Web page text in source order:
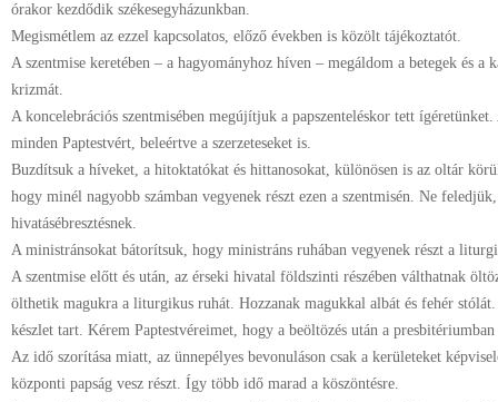
órakor kezdődik székesegyházunkban.
Megismétlem az ezzel kapcsolatos, előző években is közölt tájékoztatót.
A szentmise keretében – a hagyományhoz híven – megáldom a betegek és a
krizmát.
A koncelebrációs szentmisében megújítjuk a papszenteléskor tett
minden Paptestvért, beleértve a szerzeteseket is.
Buzdítsuk a híveket, a hitoktatókat és hittanosokat, különösen is az oltár
hogy minél nagyobb számban vegyenek részt ezen a szentmisén. Ne
hivatásébresztésnek.
A ministránsokat bátorítsuk, hogy ministráns ruhában vegyenek részt a
A szentmise előtt és után, az érseki hivatal földszinti részében válthatnak
ölthetik magukra a liturgikus ruhát. Hozzanak magukkal albát és fehér
készlet tart. Kérem Paptestvéreimet, hogy a beöltözés után a
Az idő szorítása miatt, az ünnepélyes bevonuláson csak a kerületeket
központi papság vesz részt. Így több idő marad a köszöntésre.